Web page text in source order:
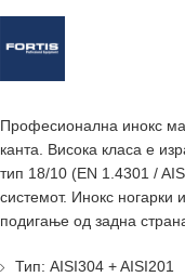
Професионална инокс
канта. Висока класа е
тип 18/10 (EN 1.4301 /
системот. Инокс ногарки
подигање од задна
Тип: AISI304 + AISI201